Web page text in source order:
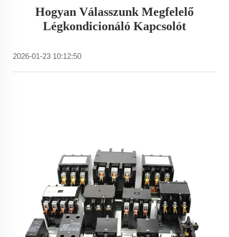
Hogyan Válasszunk Megfelelő
Légkondicionáló Kapcsolót
2026-01-23 10:12:50